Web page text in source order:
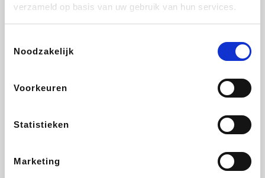
verzameld op basis van uw gebruik van hun services.
Noodzakelijk
Voorkeuren
Statistieken
Marketing
Brussels Airlines
ZEB Get Your Guide